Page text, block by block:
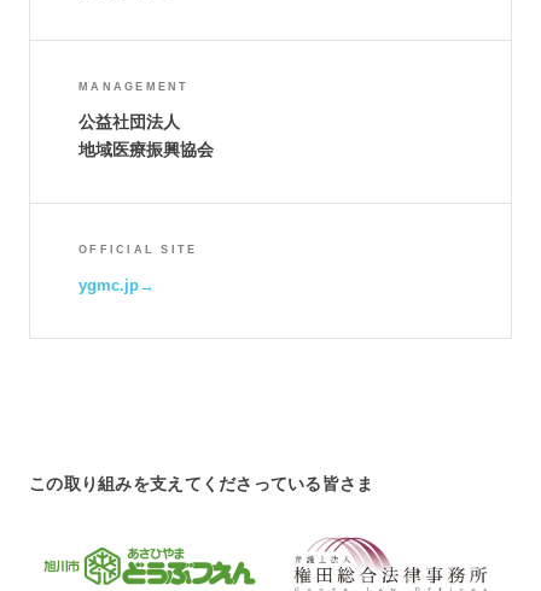
MANAGEMENT
公益社団法人
地域医療振興協会
OFFICIAL SITE
ygmc.jp
この取り組みを支えてくださっている皆さま